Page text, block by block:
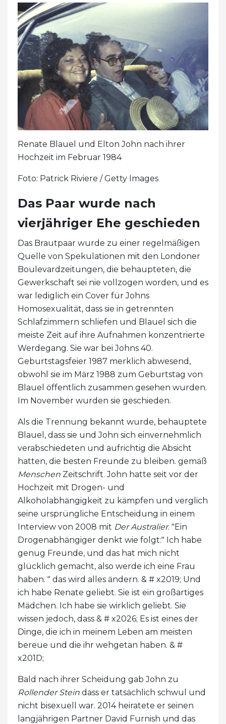
Renate Blauel und Elton John nach ihrer
Hochzeit im Februar 1984
Foto: Patrick Riviere / Getty Images
Das Paar wurde nach
vierjähriger Ehe geschieden
Das Brautpaar wurde zu einer regelmäßigen
Quelle von Spekulationen mit den Londoner
Boulevardzeitungen, die behaupteten, die
Gewerkschaft sei nie vollzogen worden, und es
war lediglich ein Cover für Johns
Homosexualität, dass sie in getrennten
Schlafzimmern schliefen und Blauel sich die
meiste Zeit auf ihre Aufnahmen konzentrierte
Werdegang. Sie war bei Johns 40.
Geburtstagsfeier 1987 merklich abwesend,
obwohl sie im März 1988 zum Geburtstag von
Blauel öffentlich zusammen gesehen wurden.
Im November wurden sie geschieden.
Als die Trennung bekannt wurde, behauptete
Blauel, dass sie und John sich einvernehmlich
verabschiedeten und aufrichtig die Absicht
hatten, die besten Freunde zu bleiben. gemäß
Menschen Zeitschrift. John hatte seit vor der
Hochzeit mit Drogen- und
Alkoholabhängigkeit zu kämpfen und verglich
seine ursprüngliche Entscheidung in einem
Interview von 2008 mit Der Australier. "Ein
Drogenabhängiger denkt wie folgt:" Ich habe
genug Freunde, und das hat mich nicht
glücklich gemacht, also werde ich eine Frau
haben. " das wird alles ändern. & # x2019; Und
ich habe Renate geliebt. Sie ist ein großartiges
Mädchen. Ich habe sie wirklich geliebt. Sie
wissen jedoch, dass & # x2026; Es ist eines der
Dinge, die ich in meinem Leben am meisten
bereue und die ihr wehgetan haben. & #
x201D;
Bald nach ihrer Scheidung gab John zu
Rollender Stein dass er tatsächlich schwul und
nicht bisexuell war. 2014 heiratete er seinen
langjährigen Partner David Furnish und das